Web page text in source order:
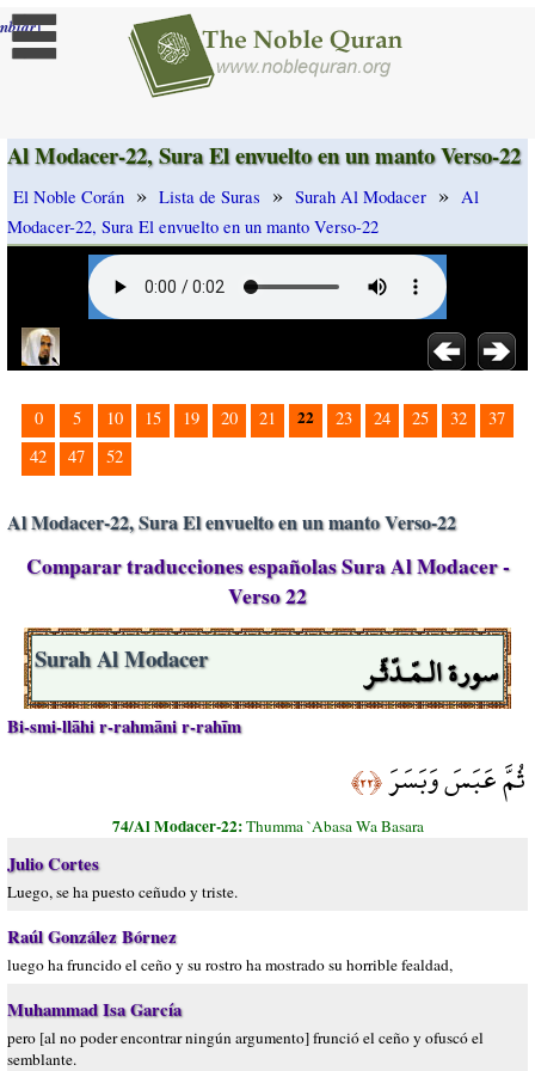
]
Al Modacer-22, Sura El envuelto en un manto Verso-22
El Noble Corán » Lista de Suras » Surah Al Modacer » Al
Modacer-22, Sura El envuelto en un manto Verso-22
0 5 10 15 19 20 21 22 23 24 25 32
37
42
47 52
Al Modacer-22, Sura El envuelto en un manto Verso-22
Comparar traducciones españolas Sura Al Modacer -
Verso 22
سورة الـمّـدّثّـر Surah Al Modacer
Bi-smi-llāhi r-rahmāni r-rahīm
ثُمَّ عَبَسَ وَبَسَرَ﴿٢٢﴾
74/Al Modacer-22:Thumma `Abasa Wa Basara
Julio Cortes
Luego, se ha puesto ceñudo y triste.
Raúl González Bórnez
luego ha fruncido el ceño y su rostro ha mostrado su horrible fealdad,
Muhammad Isa García
pero [al no poder encontrar ningún argumento] frunció el ceño y ofuscó el
semblante.